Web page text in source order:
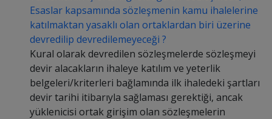
Esaslar kapsamında sözleşmenin kamu ihalelerine
katılmaktan yasaklı olan ortaklardan biri üzerine
devredilip devredilemeyeceği ?
Kural olarak devredilen sözleşmelerde sözleşmeyi
devir alacakların ihaleye katılım ve yeterlik
belgeleri/kriterleri bağlamında ilk ihaledeki şartları
devir tarihi itibarıyla sağlaması gerektiği, ancak
yüklenicisi ortak girişim olan sözleşmelerin